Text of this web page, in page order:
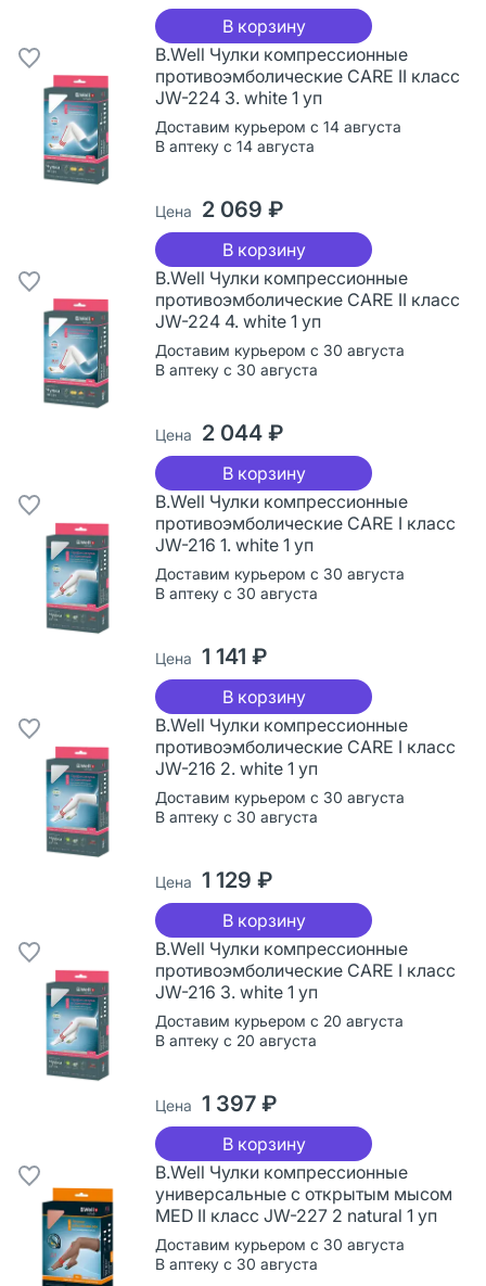
В корзину
B.Well Чулки компрессионные
противоэмболические CARE II класс
JW-224 3. white 1 уп
Доставим курьером с 14 августа
В аптеку с 14 августа
Цена 2 069 ₽
В корзину
B.Well Чулки компрессионные
противоэмболические CARE II класс
JW-224 4. white 1 уп
Доставим курьером с 30 августа
В аптеку с 30 августа
Цена 2 044 ₽
В корзину
B.Well Чулки компрессионные
противоэмболические CARE I класс
JW-216 1. white 1 уп
Доставим курьером с 30 августа
В аптеку с 30 августа
Цена 1 141 ₽
В корзину
B.Well Чулки компрессионные
противоэмболические CARE I класс
JW-216 2. white 1 уп
Доставим курьером с 30 августа
В аптеку с 30 августа
Цена 1 129 ₽
В корзину
B.Well Чулки компрессионные
противоэмболические CARE I класс
JW-216 3. white 1 уп
Доставим курьером с 20 августа
В аптеку с 20 августа
Цена 1 397 ₽
В корзину
B.Well Чулки компрессионные
универсальные с открытым мысом
MED II класс JW-227 2 natural 1 уп
Доставим курьером с 30 августа
В аптеку с 30 августа